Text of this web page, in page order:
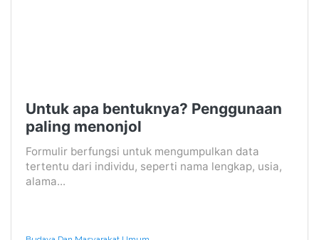
Untuk apa bentuknya? Penggunaan
paling menonjol
Formulir berfungsi untuk mengumpulkan data
tertentu dari individu, seperti nama lengkap, usia,
alama...